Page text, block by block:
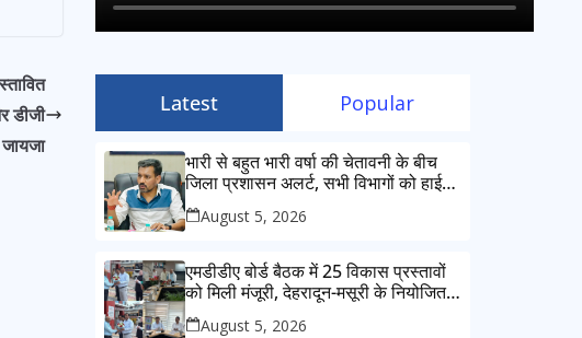
डीजी
Latest Popular
भारी से बहुत भारी वर्षा की चेतावनी के बीच
जिला प्रशासन अलर्ट, सभी विभागों को हाई
अलर्ट पर रहने के निर्देश
August 5, 2026
एमडीडीए बोर्ड बैठक में 25 विकास प्रस्तावों
को मिली मंजूरी, देहरादून-मसूरी के नियोजित
विकास को मिलेगी रफ्तार
August 5, 2026